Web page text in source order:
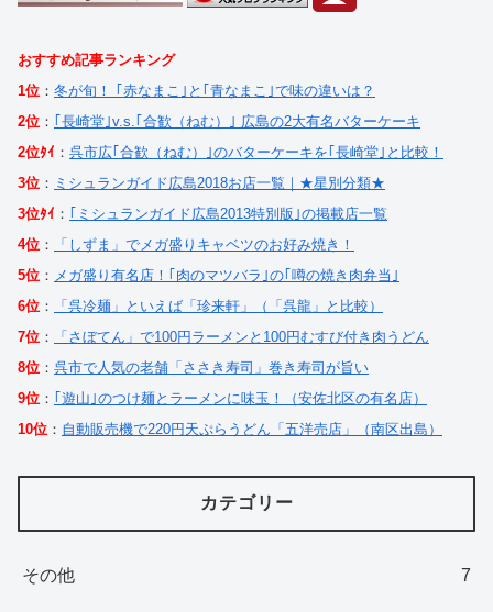
おすすめ記事ランキング
1位 ： 冬が旬！ ｢赤なまこ｣と｢青なまこ｣で味の違いは？
2位 ：
｢長崎堂｣v.s.｢合歓（ねむ）｣ 広島の2大有名バターケーキ
2位ﾀｲ ： 呉市広｢合歓（ねむ）｣のバターケーキを｢長崎堂｣と比較！
3位 ： ミシュランガイド広島2018お店一覧｜★星別分類★
3位ﾀｲ ：
｢ミシュランガイド広島2013特別版｣の掲載店一覧
4位 ：
「しずま」でメガ盛りキャベツのお好み焼き！
5位 ： メガ盛り有名店！｢肉のマツバラ｣の｢噂の焼き肉弁当｣
6位 ：
「呉冷麺」といえば「珍来軒」（「呉龍」と比較）
7位 ：
「さぼてん」で100円ラーメンと100円むすび付き肉うどん
8位 ： 呉市で人気の老舗「ささき寿司」巻き寿司が旨い
9位 ：
｢遊山｣のつけ麺とラーメンに味玉！（安佐北区の有名店）
10位 ： 自動販売機で220円天ぷらうどん「五洋売店」（南区出島）
カテゴリー
その他 7